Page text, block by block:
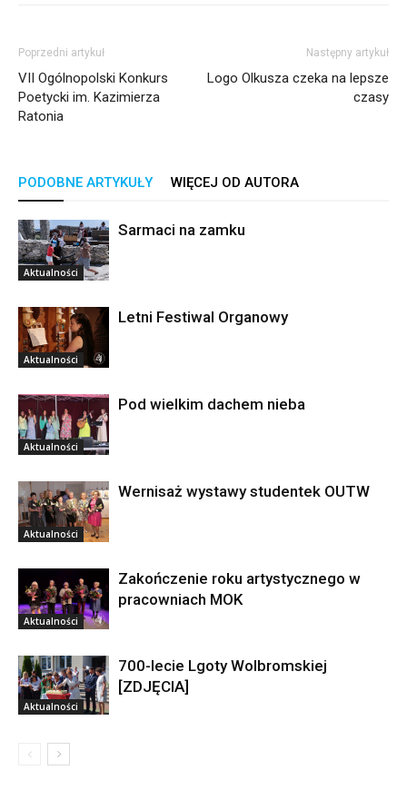
Poprzedni artykuł
VII Ogólnopolski Konkurs
Poetycki im. Kazimierza
Ratonia
Następny artykuł
Logo Olkusza czeka na lepsze
czasy
PODOBNE ARTYKUŁY WIĘCEJ OD AUTORA
Aktualności
Sarmaci na zamku
Aktualności
Letni Festiwal Organowy
Aktualności
Pod wielkim dachem nieba
Aktualności
Wernisaż wystawy studentek OUTW
Aktualności
Zakończenie roku artystycznego w
pracowniach MOK
Aktualności
700-lecie Lgoty Wolbromskiej
[ZDJĘCIA]